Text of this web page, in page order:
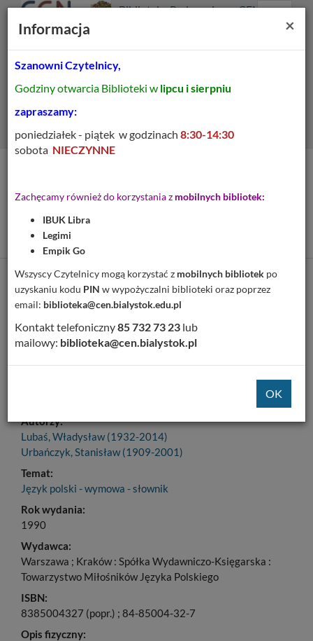
główne
główna
Prolib
główna
Biblioteka Pedagogiczna CEN
Menu
poprawnej wymowy
polskiej
Cytuj
Dodaj na Twoją półkę
Szczegóły MARC 21
Autorzy:
Lubaś, Władysław (1932-2014)
Urbańczyk, Stanisław (1909-2001)
Temat:
Język polski - wymowa - słownik
Rok wydania:
1990
Wydawca:
Warszawa ; Kraków : Spółka Wydawniczo-Księgarska :
Towarzystwo Miłośników Języka Polskiego
ISBN:
8385004327 (popr.) ; 84-85004-32-7
Opis fizyczny:
×
Informacja
Szanowni Czytelnicy,
Godziny otwarcia Biblioteki w lipcu i sierpniu
zapraszamy:
poniedziałek - piątek w godzinach 8:30-14:30
sobota NIECZYNNE
Zachęcamy również do korzystania z mobilnych bibliotek:
IBUK Libra
Legimi
Empik Go
Wszyscy Czytelnicy mogą korzystać z mobilnych bibliotek po
uzyskaniu kodu PIN w wypożyczalni biblioteki oraz poprzez
email: biblioteka@cen.bialystok.edu.pl
Kontakt telefoniczny85 732 73 23 lub
mailowy: biblioteka@cen.bialystok.pl